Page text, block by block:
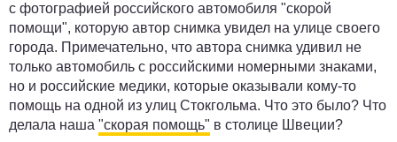
с фотографией российского автомобиля "скорой
помощи", которую автор снимка увидел на улице своего
города. Примечательно, что автора снимка удивил не
только автомобиль с российскими номерными знаками,
но и российские медики, которые оказывали кому-то
помощь на одной из улиц Стокгольма. Что это было? Что
делала наша "скорая помощь" в столице Швеции?